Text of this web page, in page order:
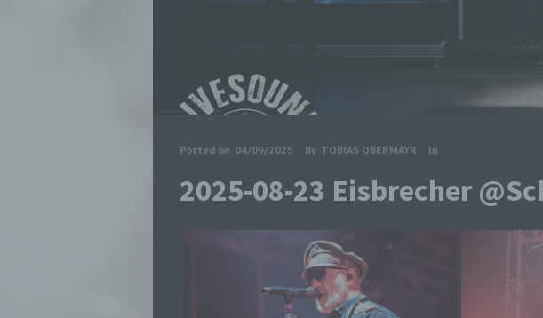
Posted on 04/09/2025 By TOBIAS OBERMAYR In
2025-08-23 Eisbrecher